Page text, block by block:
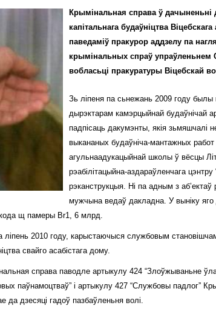
Крымінальная справа ў
капітальнага будаўніцтва
паведаміў пракурор аддзелу па
крымінальных спраў упраўленьнем
вобласьці пракуратуры Віцебскай
Зь ліпеня па сьнежань 2009 году былы
дырэктарам камэрцыйнай будаўнічай
падпісаць дакумэнты, якія зьмяшчалі
выкананых будаўніча-мантажных
агульнаадукацыйнай школы ў вёсцы
рэабілітацыйна-аздараўленчага
рэканструкцыя. Ні па адным з
мужчына ведаў дакладна. У выніку яго
щ памеры Br1, 6 млрд.
ліпень 2010 году, карыстаючыся службовым
свайго асабістага дому.
справа паводле артыкулу 424 “Злоўжываньне
паўнамоцтваў” і артыкулу 427 “Службовы падлог”
да дзесяці гадоў пазбаўленьня волі.